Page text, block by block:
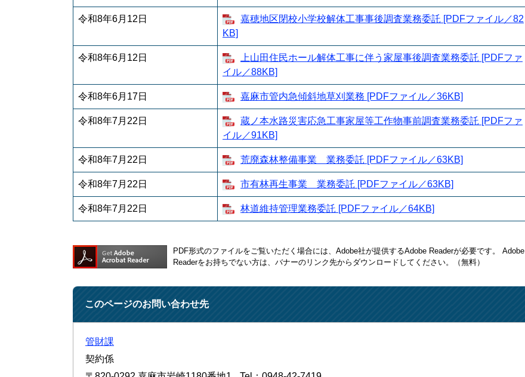
令和8年6月12日
嘉穂地区閉校小学校解体工事事後調査業務委託 [PDFファイル／82
KB]
令和8年6月12日
上山田住民ホール解体工事に伴う家屋事後調査業務委託 [PDFファ
イル／88KB]
令和8年6月17日 嘉麻市管内急傾斜地草刈業務 [PDFファイル／36KB]
令和8年7月22日
蔵ノ本水路災害応急工事家屋等工作物事前調査業務委託 [PDFファ
イル／91KB]
令和8年7月22日 荒廃森林整備事業 業務委託 [PDFファイル／63KB]
令和8年7月22日 市有林再生事業 業務委託 [PDFファイル／63KB]
令和8年7月22日 林道維持管理業務委託 [PDFファイル／64KB]
PDF形式のファイルをご覧いただく場合には、Adobe社が提供するAdobe Readerが必要です。
Adobe
Readerをお持ちでない方は、バナーのリンク先からダウンロードしてください。（無料）
このページのお問い合わせ先
管財課
契約係